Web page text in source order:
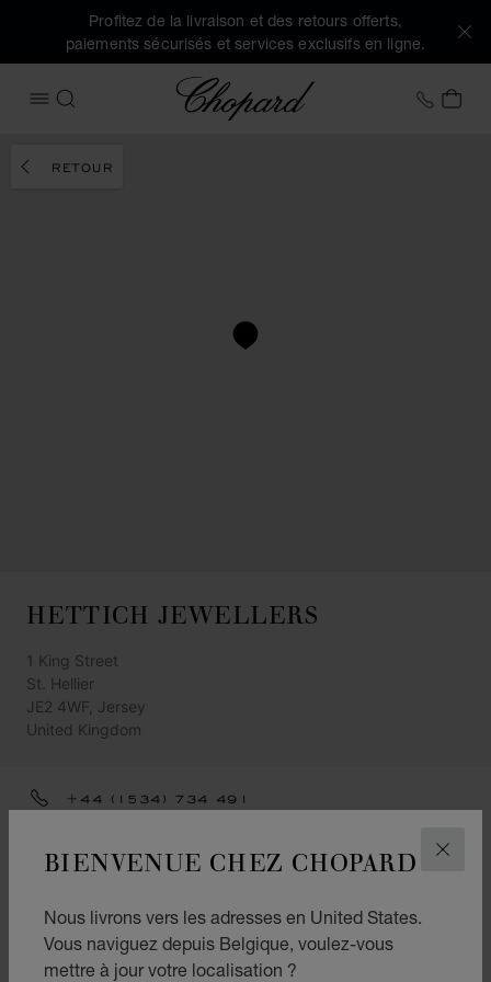
BIENVENUE CHEZ CHOPARD
Nous livrons vers les adresses en United States.
Vous naviguez depuis Belgique, voulez-vous
mettre à jour votre localisation ?
Profitez de la livraison et des retours offerts,
paiements sécurisés et services exclusifs en ligne.
OUVRIR LE MENU
RECHERCHER
Chopard +32
RETOUR
HETTICH JEWELLERS
1 King Street
St. Hellier
JE2 4WF, Jersey
United Kingdom
+44 (1534) 734 491
Montres
Joaillerie